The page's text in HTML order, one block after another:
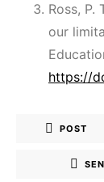
Ross, P.
our
https://
POST